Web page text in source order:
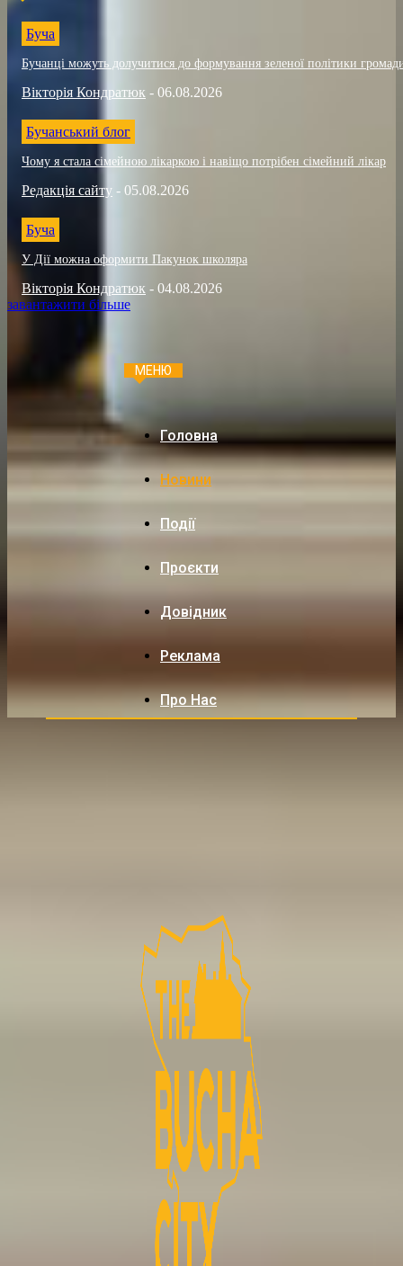
Буча
Бучанці можуть долучитися до формування зеленої політики
Вікторія Кондратюк - 06.08.2026
Бучанський блог
Чому я стала сімейною лікаркою і навіщо потрібен сімейний лікар
Редакція сайту - 05.08.2026
Буча
У Дії можна оформити Пакунок школяра
Вікторія Кондратюк - 04.08.2026
завантажити більше
МЕНЮ
Головна
Новини
Події
Проєкти
Довідник
Реклама
Про Нас